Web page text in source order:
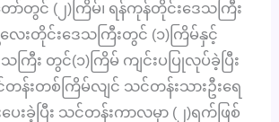
တော်တွင် (၂)ကြိမ်၊ ရန်ကုန်တိုင်းဒေသကြီး
လေးတိုင်းဒေသကြီးတွင် (၁)ကြိမ်နှင့်
ကြီး တွင်(၁)ကြိမ် ကျင်းပပြုလုပ်ခဲ့ပြီး
တန်းတစ်ကြိမ်လျင် သင်တန်းသားဦးရေ
ေးခဲ့ပြီး သင်တန်းကာလမှာ (၂)ရက်ဖြစ်